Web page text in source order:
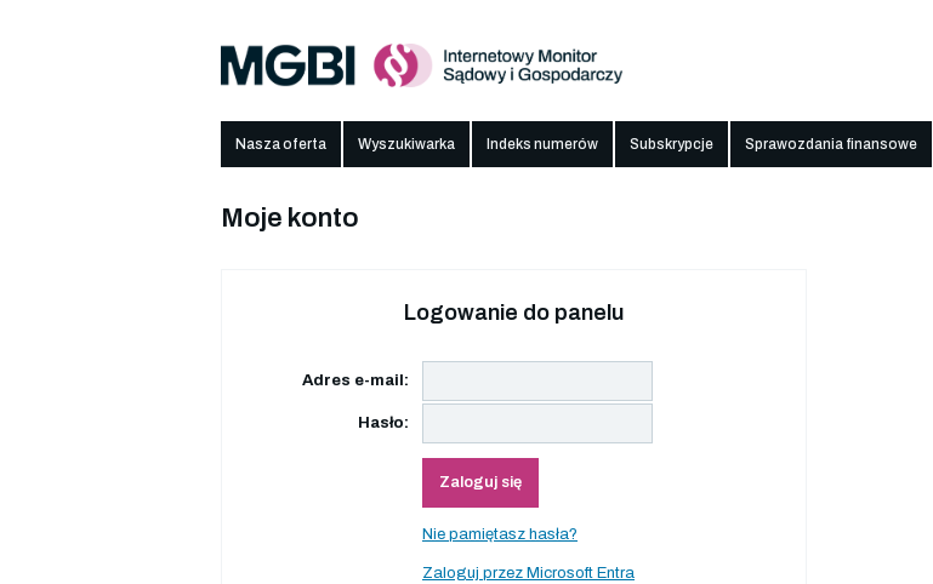
Nasza oferta Wyszukiwarka Indeks numerów Subskrypcje Sprawozdania finansowe
Moje konto
Logowanie do panelu
Adres e-mail:
Hasło:
Zaloguj się
Nie pamiętasz hasła?
Zaloguj przez Microsoft Entra